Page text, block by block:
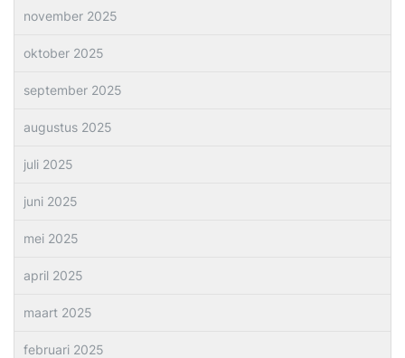
november 2025
oktober 2025
september 2025
augustus 2025
juli 2025
juni 2025
mei 2025
april 2025
maart 2025
februari 2025